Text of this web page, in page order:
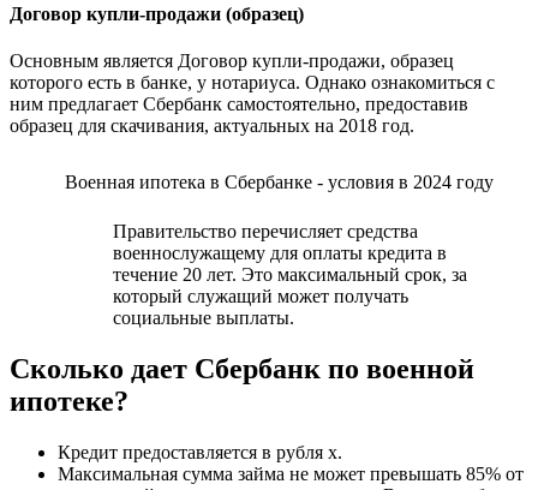
Договор купли-продажи (образец)
Основным является Договор купли-продажи, образец
которого есть в банке, у нотариуса. Однако ознакомиться с
ним предлагает Сбербанк самостоятельно, предоставив
образец для скачивания, актуальных на 2018 год.
Военная ипотека в Сбербанке - условия в 2024 году
Правительство перечисляет средства
военнослужащему для оплаты кредита в
течение 20 лет. Это максимальный срок, за
который служащий может получать
социальные выплаты.
Сколько дает Сбербанк по военной
ипотеке?
Кредит предоставляется в рубля х.
Максимальная сумма займа не может превышать 85% от